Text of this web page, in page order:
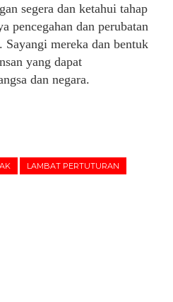
segera dan ketahui tahap
pencegahan dan perubatan
mereka dan bentuk
yang dapat
dan negara.
LAMBAT PERTUTURAN